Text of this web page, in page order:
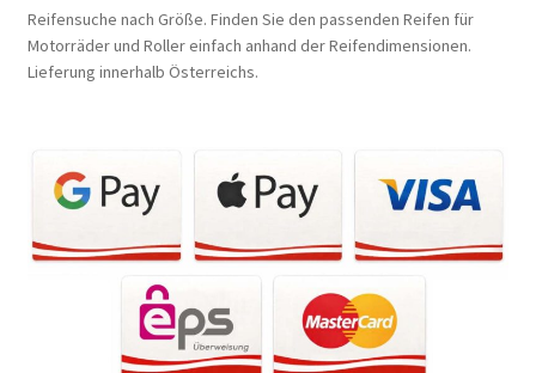
Reifensuche nach Größe. Finden Sie den passenden Reifen für
Motorräder und Roller einfach anhand der Reifendimensionen.
Lieferung innerhalb Österreichs.